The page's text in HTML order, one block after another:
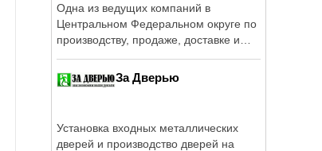
Одна из ведущих компаний в
Центральном Федеральном округе по
производству, продаже, доставке и
За Дверью
Установка входных металлических
дверей и производство дверей на